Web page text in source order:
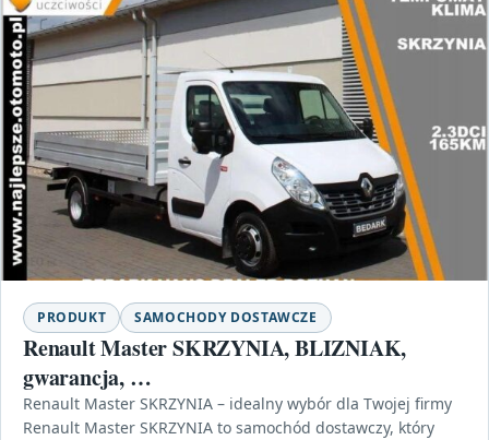
PRODUKT SAMOCHODY DOSTAWCZE
Renault Master SKRZYNIA, BLIZNIAK,
gwarancja, …
Renault Master SKRZYNIA – idealny wybór dla Twojej firmy
Renault Master SKRZYNIA to samochód dostawczy, który